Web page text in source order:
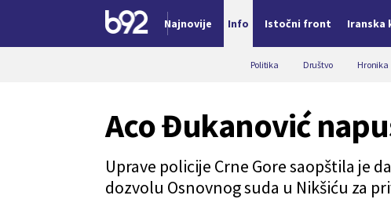
Najnovije Info Istočni front Iranska
Politika Društvo Hronika
Aco Đukanović
Uprave policije Crne Gore saopštila je
dozvolu Osnovnog suda u Nikšiću za